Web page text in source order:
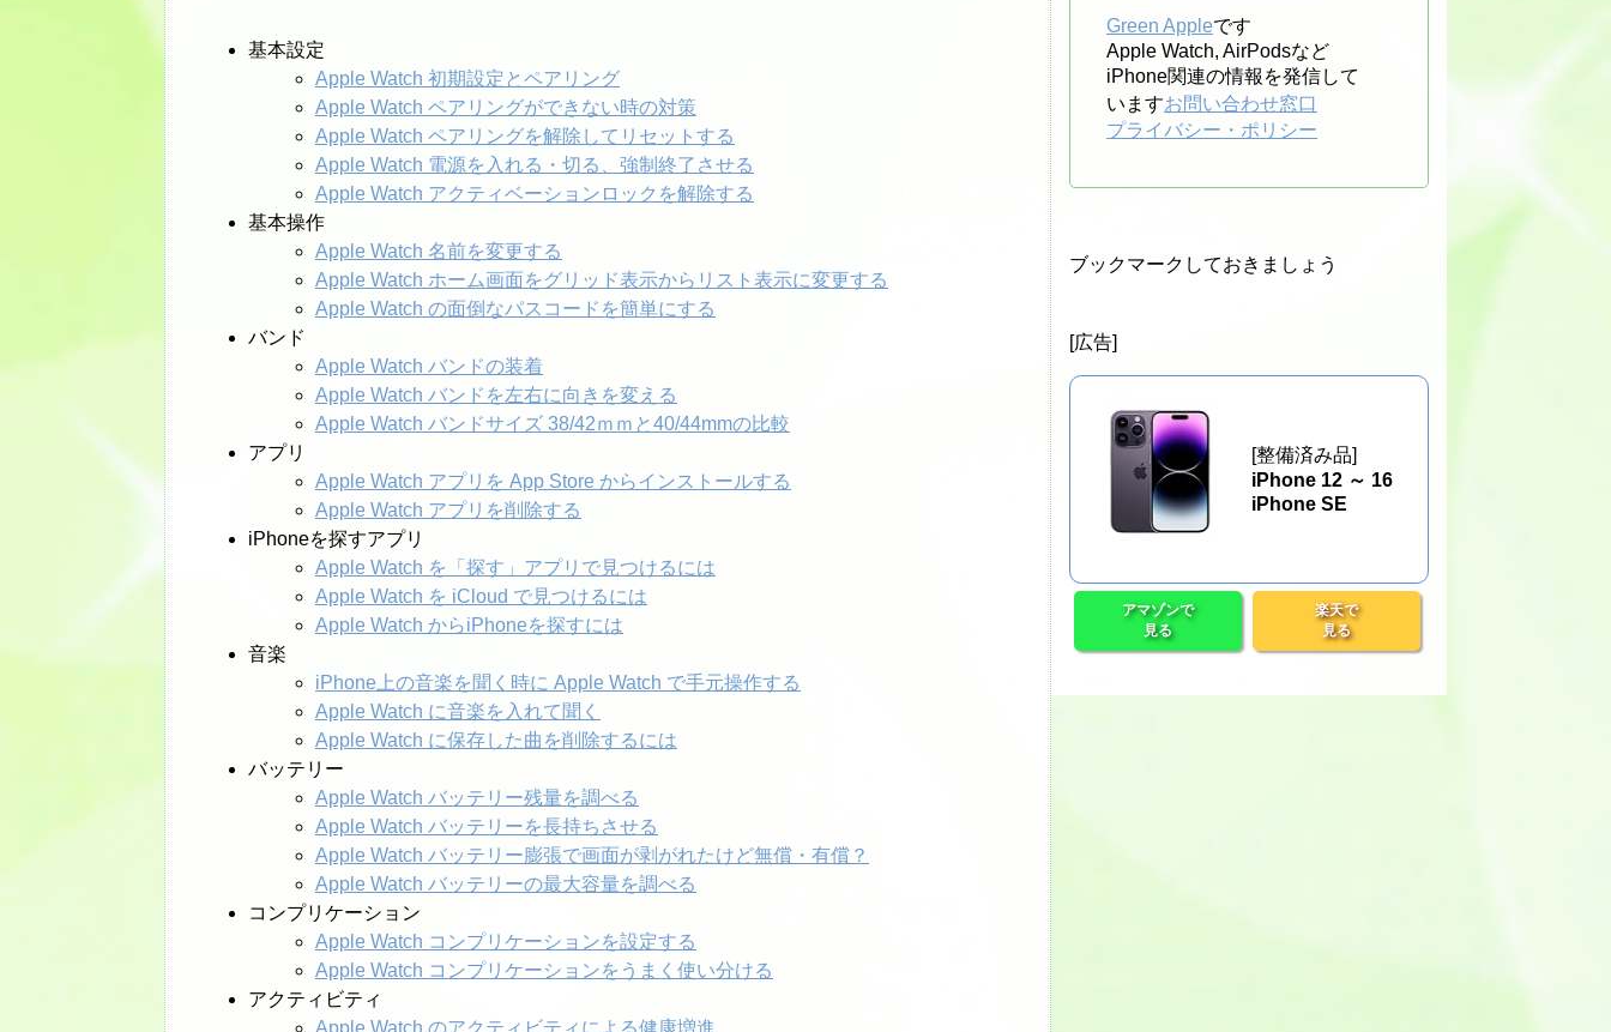
基本設定
Apple Watch 初期設定とペアリング
Apple Watch ペアリングができない時の対策
Apple Watch ペアリングを解除してリセットする
Apple Watch 電源を入れる・切る、強制終了させる
Apple Watch アクティベーションロックを解除する
基本操作
Apple Watch 名前を変更する
Apple Watch ホーム画面をグリッド表示からリスト表示に変更する
Apple Watch の面倒なパスコードを簡単にする
バンド
Apple Watch バンドの装着
Apple Watch バンドを左右に向きを変える
Apple Watch バンドサイズ 38/42ｍｍと40/44mmの比較
アプリ
Apple Watch アプリを App Store からインストールする
Apple Watch アプリを削除する
iPhoneを探すアプリ
Apple Watch を「探す」アプリで見つけるには
Apple Watch を iCloud で見つけるには
Apple Watch からiPhoneを探すには
音楽
iPhone上の音楽を聞く時に Apple Watch で手元操作する
Apple Watch に音楽を入れて聞く
Apple Watch に保存した曲を削除するには
バッテリー
Apple Watch バッテリー残量を調べる
Apple Watch バッテリーを長持ちさせる
Apple Watch バッテリー膨張で画面が剥がれたけど無償・有償？
Apple Watch バッテリーの最大容量を調べる
コンプリケーション
Apple Watch コンプリケーションを設定する
Apple Watch コンプリケーションをうまく使い分ける
アクティビティ
Apple Watch のアクティビティによる健康増進
Green Appleです
Apple Watch, AirPodsなど
iPhone関連の情報を発信して
いますお問い合わせ窓口
プライバシー・ポリシー
ブックマークしておきましょう
[広告]
[整備済み品]
iPhone 12 ～ 16
iPhone SE
アマゾンで
見る
楽天で
見る